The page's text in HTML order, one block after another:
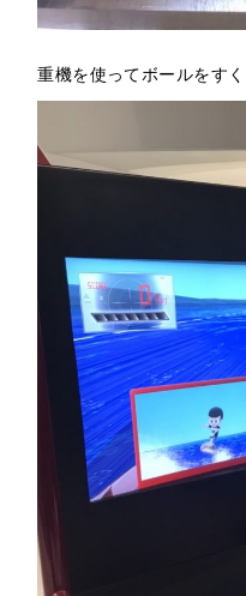
重機を使ってボールをすく